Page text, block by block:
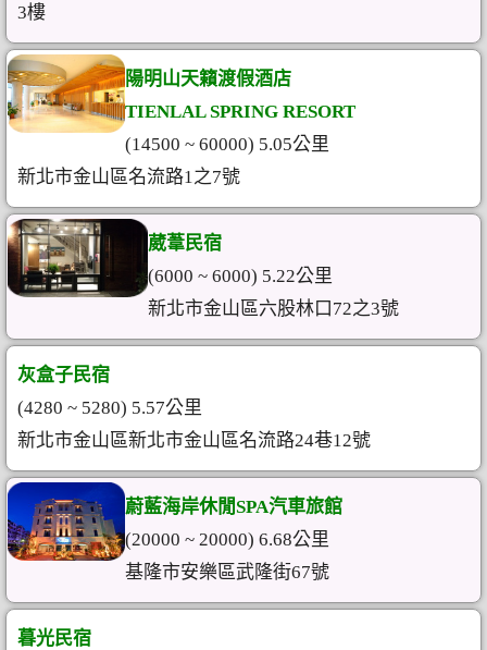
3樓
陽明山天籟渡假酒店
TIENLAL SPRING RESORT
(14500 ~ 60000) 5.05公里
新北市金山區名流路1之7號
葳葦民宿
(6000 ~ 6000) 5.22公里
新北市金山區六股林口72之3號
灰盒子民宿
(4280 ~ 5280) 5.57公里
新北市金山區新北市金山區名流路24巷12號
蔚藍海岸休閒SPA汽車旅館
(20000 ~ 20000) 6.68公里
基隆市安樂區武隆街67號
暮光民宿